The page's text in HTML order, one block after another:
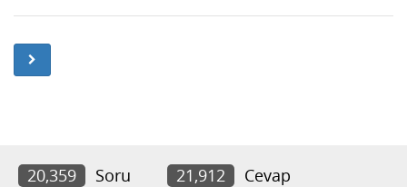
20,359 Soru 21,912
Cevap